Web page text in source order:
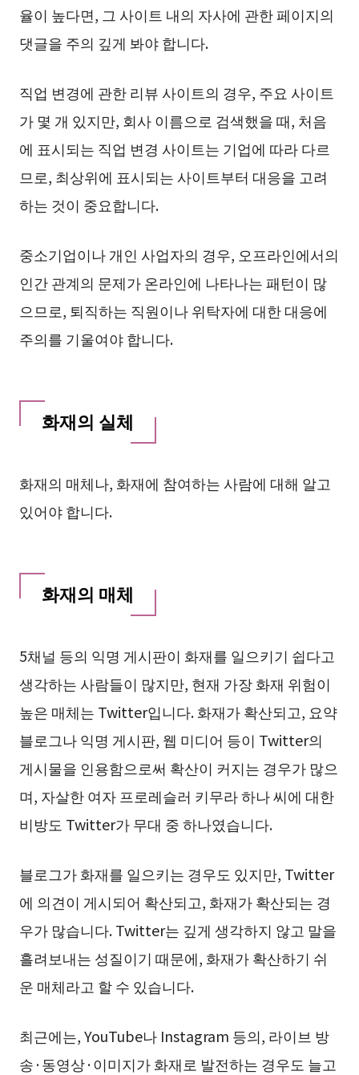
율이 높다면, 그 사이트 내의 자사에 관한 페이지의
댓글을 주의 깊게 봐야 합니다.
직업 변경에 관한 리뷰 사이트의 경우, 주요 사이트
가 몇 개 있지만, 회사 이름으로 검색했을 때, 처음
에 표시되는 직업 변경 사이트는 기업에 따라 다르
므로, 최상위에 표시되는 사이트부터 대응을 고려
하는 것이 중요합니다.
중소기업이나 개인 사업자의 경우, 오프라인에서의
인간 관계의 문제가 온라인에 나타나는 패턴이 많
으므로, 퇴직하는 직원이나 위탁자에 대한 대응에
주의를 기울여야 합니다.
화재의 실체
화재의 매체나, 화재에 참여하는 사람에 대해 알고
있어야 합니다.
화재의 매체
5채널 등의 익명 게시판이 화재를 일으키기 쉽다고
생각하는 사람들이 많지만, 현재 가장 화재 위험이
높은 매체는 Twitter입니다. 화재가 확산되고, 요약
블로그나 익명 게시판, 웹 미디어 등이 Twitter의
게시물을 인용함으로써 확산이 커지는 경우가 많으
며, 자살한 여자 프로레슬러 키무라 하나 씨에 대한
비방도 Twitter가 무대 중 하나였습니다.
블로그가 화재를 일으키는 경우도 있지만, Twitter
에 의견이 게시되어 확산되고, 화재가 확산되는 경
우가 많습니다. Twitter는 깊게 생각하지 않고 말을
흘려보내는 성질이기 때문에, 화재가 확산하기 쉬
운 매체라고 할 수 있습니다.
최근에는, YouTube나 Instagram 등의, 라이브 방
송·동영상·이미지가 화재로 발전하는 경우도 늘고